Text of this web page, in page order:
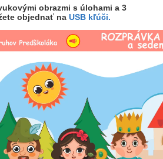
obrazmi s úlohami a 3
objednať na USB kľúči.